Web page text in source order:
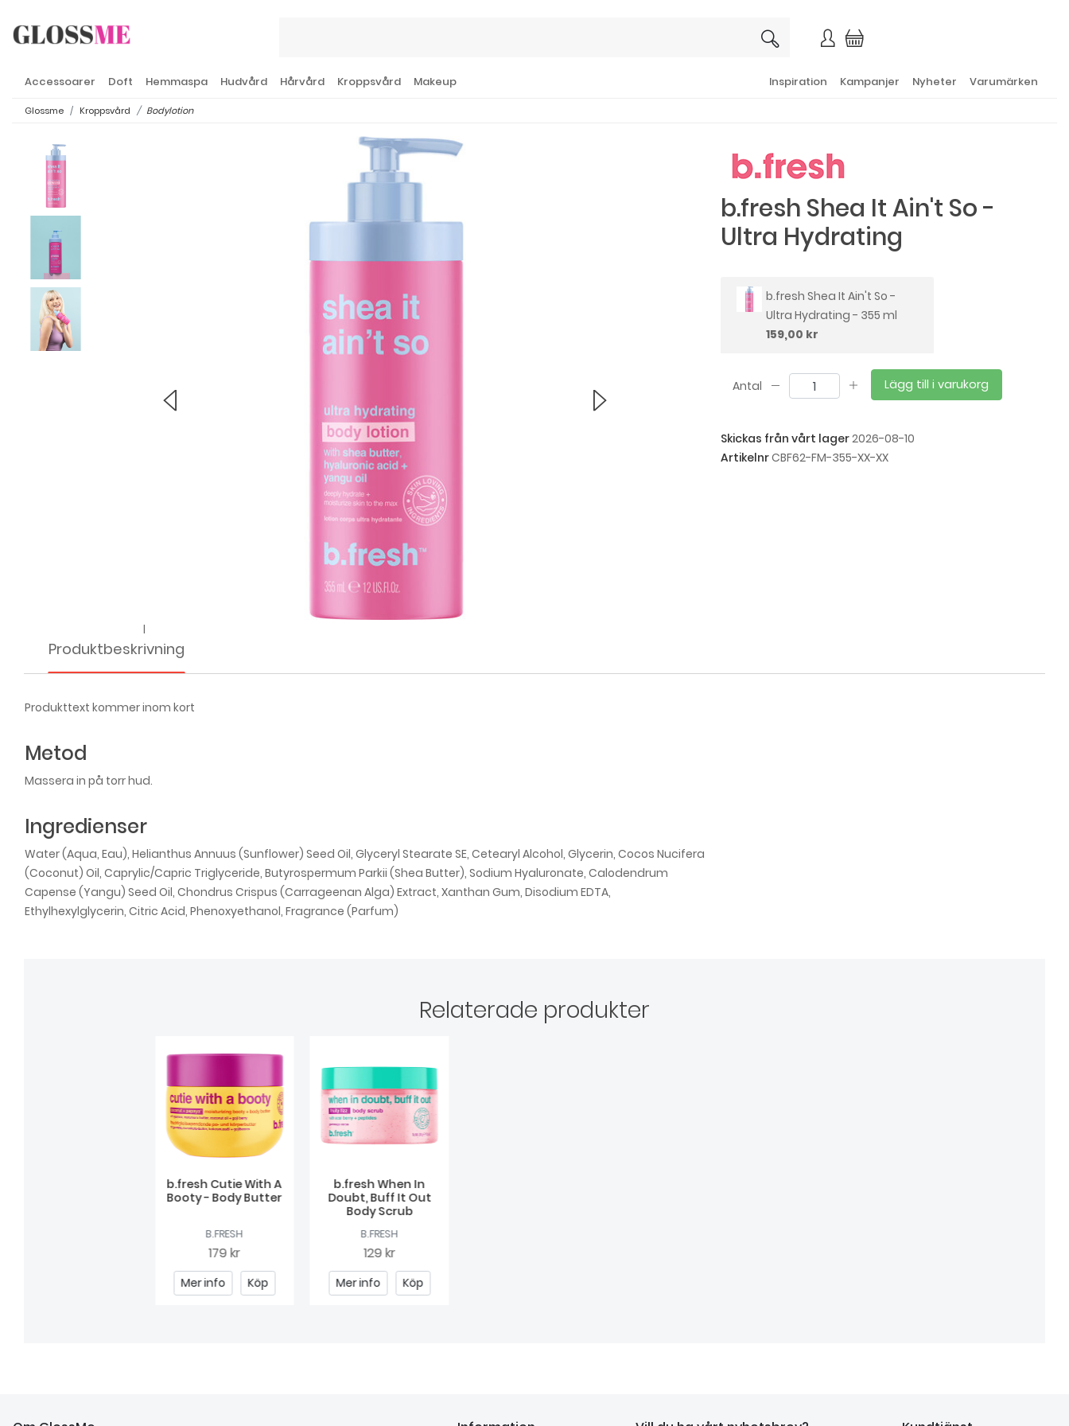
Accessoarer Doft Hemmaspa Hudvård Hårvård Kroppsvård Makeup Inspiration Kampanjer Nyheter Varumärken
Glossme Kroppsvård Bodylotion
l
b.fresh Shea It Ain't So -
Ultra Hydrating
b.fresh Shea It Ain't So -
Ultra Hydrating - 355 ml
159,00 kr
Antal Lägg till i varukorg
Skickas från vårt lager2026-08-10
ArtikelnrCBF62-FM-355-XX-XX
Produktbeskrivning
Produkttext kommer inom kort
Metod
Massera in på torr hud.
Ingredienser
Water (Aqua, Eau), Helianthus Annuus (Sunflower) Seed Oil, Glyceryl Stearate SE, Cetearyl Alcohol, Glycerin, Cocos Nucifera
(Coconut) Oil, Caprylic/Capric Triglyceride, Butyrospermum Parkii (Shea Butter), Sodium Hyaluronate, Calodendrum
Capense (Yangu) Seed Oil, Chondrus Crispus (Carrageenan Alga) Extract, Xanthan Gum, Disodium EDTA,
Ethylhexylglycerin, Citric Acid, Phenoxyethanol, Fragrance (Parfum)
Relaterade produkter
b.fresh Cutie With A
Booty - Body Butter
B.FRESH
179 kr
Mer info Köp
b.fresh When In
Doubt, Buff It Out
Body Scrub
B.FRESH
129 kr
Mer info Köp